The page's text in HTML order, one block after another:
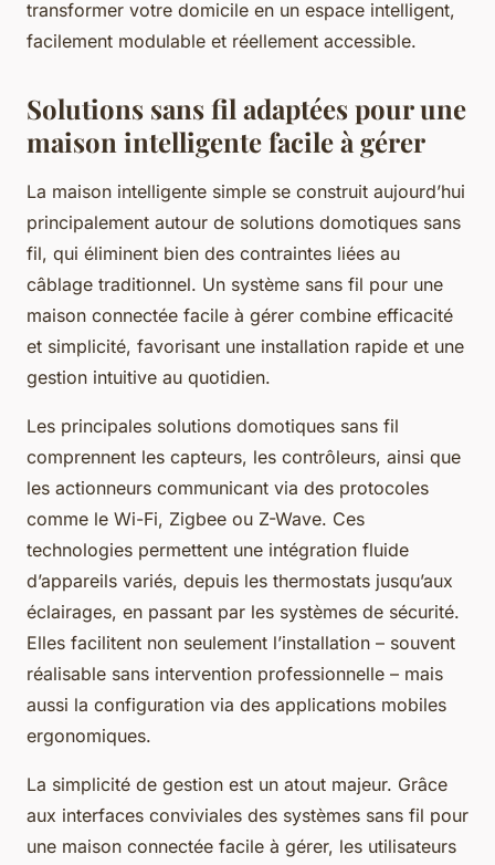
transformer votre domicile en un espace intelligent,
facilement modulable et réellement accessible.
Solutions sans fil adaptées pour une
maison intelligente facile à gérer
La maison intelligente simple se construit aujourd’hui
principalement autour de solutions domotiques sans
fil, qui éliminent bien des contraintes liées au
câblage traditionnel. Un système sans fil pour une
maison connectée facile à gérer combine efficacité
et simplicité, favorisant une installation rapide et une
gestion intuitive au quotidien.
Les principales solutions domotiques sans fil
comprennent les capteurs, les contrôleurs, ainsi que
les actionneurs communicant via des protocoles
comme le Wi-Fi, Zigbee ou Z-Wave. Ces
technologies permettent une intégration fluide
d’appareils variés, depuis les thermostats jusqu’aux
éclairages, en passant par les systèmes de sécurité.
Elles facilitent non seulement l’installation – souvent
réalisable sans intervention professionnelle – mais
aussi la configuration via des applications mobiles
ergonomiques.
La simplicité de gestion est un atout majeur. Grâce
aux interfaces conviviales des systèmes sans fil pour
une maison connectée facile à gérer, les utilisateurs